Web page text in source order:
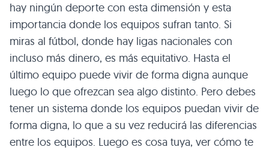
hay ningún deporte con esta dimensión y esta
importancia donde los equipos sufran tanto. Si
miras al fútbol, donde hay ligas nacionales con
incluso más dinero, es más equitativo. Hasta el
último equipo puede vivir de forma digna aunque
luego lo que ofrezcan sea algo distinto. Pero debes
tener un sistema donde los equipos puedan vivir de
forma digna, lo que a su vez reducirá las diferencias
entre los equipos. Luego es cosa tuya, ver cómo te